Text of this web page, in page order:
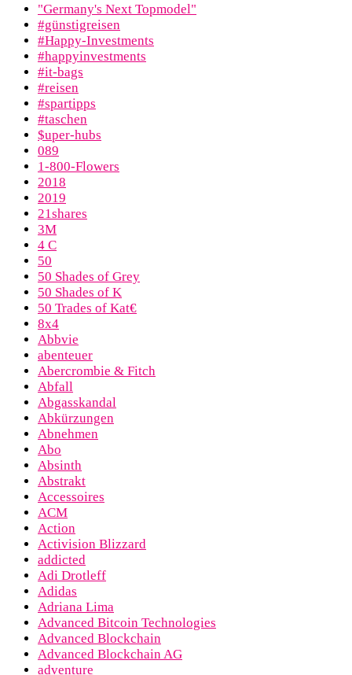
"Germany's Next Topmodel"
#günstigreisen
#Happy-Investments
#happyinvestments
#it-bags
#reisen
#spartipps
#taschen
$uper-hubs
089
1-800-Flowers
2018
2019
21shares
3M
4 C
50
50 Shades of Grey
50 Shades of K
50 Trades of Kat€
8x4
Abbvie
abenteuer
Abercrombie & Fitch
Abfall
Abgasskandal
Abkürzungen
Abnehmen
Abo
Absinth
Abstrakt
Accessoires
ACM
Action
Activision Blizzard
addicted
Adi Drotleff
Adidas
Adriana Lima
Advanced Bitcoin Technologies
Advanced Blockchain
Advanced Blockchain AG
adventure